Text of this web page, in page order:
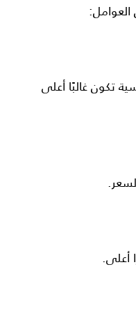
تكون غالبًا أعلى
أعلى.